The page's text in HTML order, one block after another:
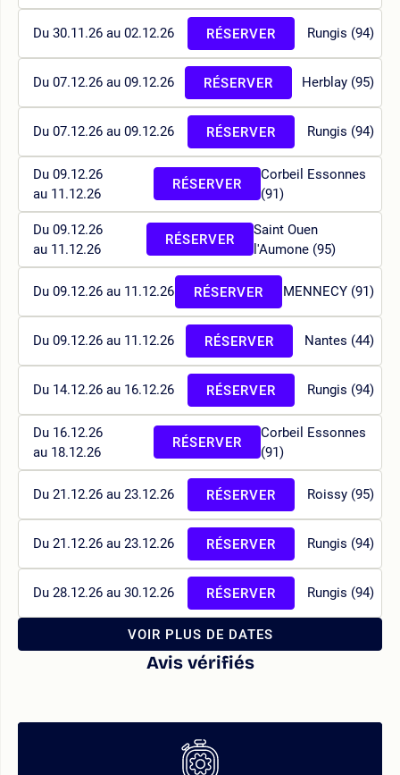
Du 30.11.26 au 02.12.26 Rungis (94)
RÉSERVER
Du 07.12.26 au 09.12.26 Herblay (95)
RÉSERVER
Du 07.12.26 au 09.12.26 Rungis (94)
RÉSERVER
Du 09.12.26
au 11.12.26
Corbeil Essonnes
(91)
RÉSERVER
Du 09.12.26
au 11.12.26
Saint Ouen
l'Aumone (95)
RÉSERVER
Du 09.12.26 au 11.12.26 MENNECY (91)
RÉSERVER
Du 09.12.26 au 11.12.26 Nantes (44)
RÉSERVER
Du 14.12.26 au 16.12.26 Rungis (94)
RÉSERVER
Du 16.12.26
au 18.12.26
Corbeil Essonnes
(91)
RÉSERVER
Du 21.12.26 au 23.12.26 Roissy (95)
RÉSERVER
Du 21.12.26 au 23.12.26 Rungis (94)
RÉSERVER
Du 28.12.26 au 30.12.26 Rungis (94)
RÉSERVER
VOIR PLUS DE DATES
Avis vérifiés